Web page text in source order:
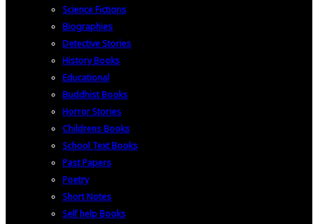
Science Fictions
Biographies
Detective Stories
History Books
Educational
Buddhist Books
Horror Stories
Childrens Books
School Text Books
Past Papers
Poetry
Short Notes
Self help Books